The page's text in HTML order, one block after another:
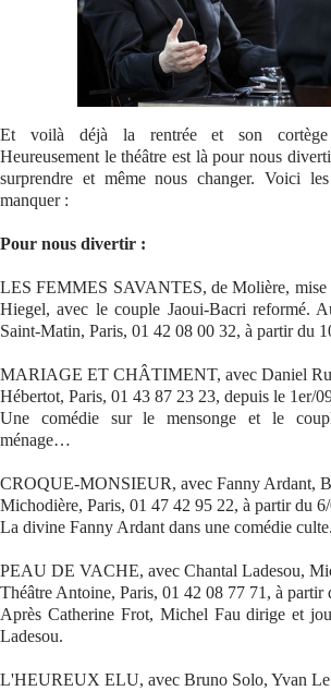
Et voilà déjà la rentrée et son cortège
Heureusement le théâtre est là pour nous
surprendre et même nous changer. Voici
manquer :
Pour nous divertir :
LES FEMMES SAVANTES, de Molière, mise
Hiegel, avec le couple Jaoui-Bacri reformé.
Saint-Matin, Paris, 01 42 08 00 32, à partir du
MARIAGE ET CHÂTIMENT, avec Daniel
Hébertot, Paris, 01 43 87 23 23, depuis le 1er/
Une comédie sur le mensonge et le
ménage…
CROQUE-MONSIEUR, avec Fanny Ardant,
Michodière, Paris, 01 47 42 95 22, à partir du
La divine Fanny Ardant dans une comédie
PEAU DE VACHE, avec Chantal Ladesou,
Théâtre Antoine, Paris, 01 42 08 77 71, à partir
Après Catherine Frot, Michel Fau dirige et
Ladesou.
L'HEUREUX ELU, avec Bruno Solo, Yvan